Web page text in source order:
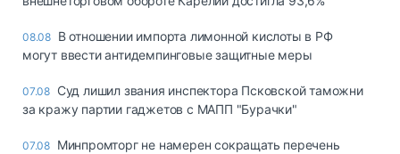
08.08 В отношении импорта лимонной кислоты в РФ
могут ввести антидемпинговые защитные меры
07.08 Суд лишил звания инспектора Псковской таможни
за кражу партии гаджетов с МАПП "Бурачки"
07.08 Минпромторг не намерен сокращать перечень